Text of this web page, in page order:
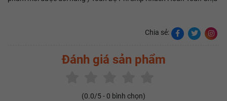
Chia sẻ:
Đánh giá sản phẩm
(0.0/5 - 0 bình chọn)